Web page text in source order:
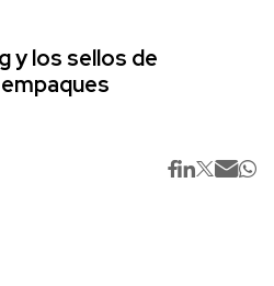
y los sellos de